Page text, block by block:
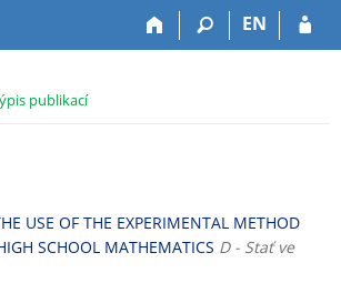
EN
publikací
USE OF THE EXPERIMENTAL METHOD
SCHOOL MATHEMATICS D - Stať ve